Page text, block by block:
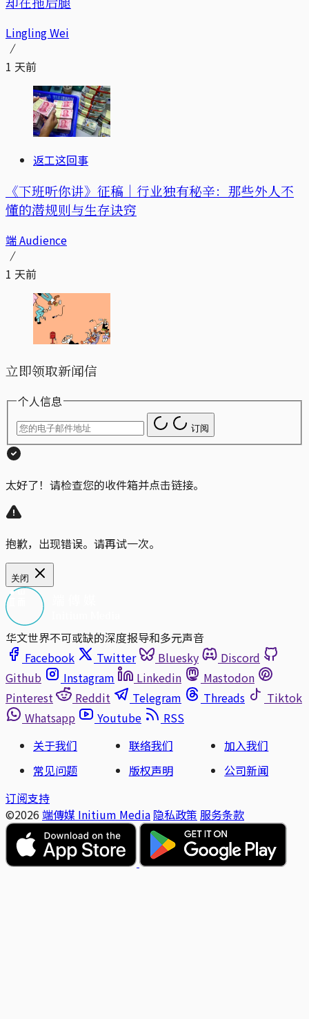
Lingling Wei
1 天前
返工这回事
《下班听你讲》征稿｜行业独有秘辛：那些外人不
懂的潜规则与生存诀窍
端 Audience
1 天前
立即领取新闻信
个人信息
订阅
太好了！请检查您的收件箱并点击链接。
抱歉，出现错误。请再试一次。
关闭
华文世界不可或缺的深度报导和多元声音
Facebook
Twitter Bluesky
Discord
Github
Instagram Linkedin
Mastodon
Pinterest
Reddit Telegram Threads
Tiktok
Whatsapp
Youtube
RSS
关于我们
联络我们
加入我们
常见问题
版权声明
公司新闻
订阅支持
©2026 端傳媒 Initium Media 隐私政策 服务条款